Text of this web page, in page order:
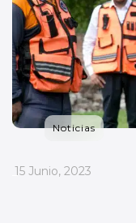
Noticias
_
15 Junio, 2023